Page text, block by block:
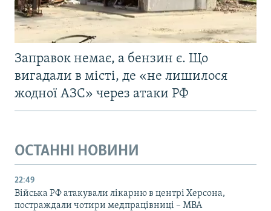
Заправок немає, а бензин є. Що
вигадали в місті, де «не лишилося
жодної АЗС» через атаки РФ
ОСТАННІ НОВИНИ
22:49
Війська РФ атакували лікарню в центрі Херсона,
постраждали чотири медпрацівниці – МВА